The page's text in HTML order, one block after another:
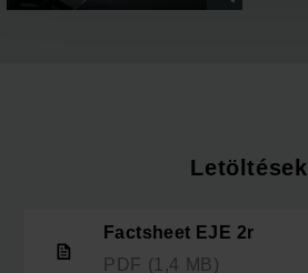
Letöltések
Factsheet EJE 2r
PDF (1,4 MB)